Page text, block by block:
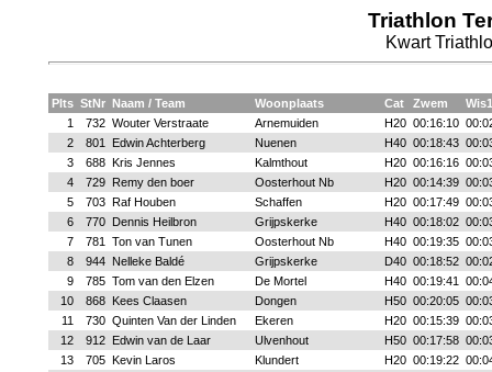
Triathlon
Kwart
Plts StNr Naam / Team Woonplaats Cat Zwem
Wis1
1
732 Wouter Verstraate Arnemuiden H20 00:16:10
2
801 Edwin Achterberg Nuenen H40 00:18:43
3
688 Kris Jennes Kalmthout H20 00:16:16
4
729 Remy den boer Oosterhout Nb H20 00:14:39
5
703 Raf Houben Schaffen H20 00:17:49
6
770 Dennis Heilbron Grijpskerke H40 00:18:02
7
781 Ton van Tunen Oosterhout Nb H40 00:19:35
8
944 Nelleke Baldé Grijpskerke D40 00:18:52
9
785 Tom van den Elzen De Mortel H40 00:19:41
10
868 Kees Claasen Dongen H50 00:20:05
11
730 Quinten Van der Linden Ekeren H20 00:15:39
12
912 Edwin van de Laar Ulvenhout H50 00:17:58
13
705 Kevin Laros Klundert H20 00:19:22